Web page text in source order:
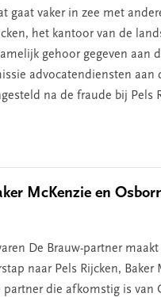
gaat vaker in zee met
het kantoor van de
gehoor gegeven aan
advocatendiensten aan
na de fraude bij Pels
McKenzie en
De Brauw-partner
naar Pels Rijcken, Baker
partner die afkomstig is van